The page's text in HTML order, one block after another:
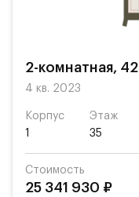
2-комнатная,
4 кв. 2023
Корпус
1
Этаж
35
Стоимость
25 341 930 ₽